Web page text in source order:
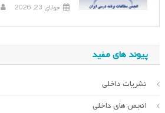
جولای 23, 2026
پیوند های مفید
نشریات داخلی
انجمن های داخلی